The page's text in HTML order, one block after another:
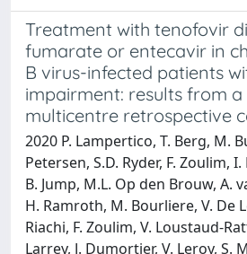
Treatment with tenofovir
fumarate or entecavir in
B virus-infected patients
impairment: results from a
multicentre retrospective
2020 P. Lampertico, T. Berg, M.
Petersen, S.D. Ryder, F. Zoulim,
B. Jump, M.L. Op den Brouw, A.
H. Ramroth, M. Bourliere, V. De
Riachi, F. Zoulim, V. Loustaud-
Larrey, J. Dumortier, V. Leroy, S.